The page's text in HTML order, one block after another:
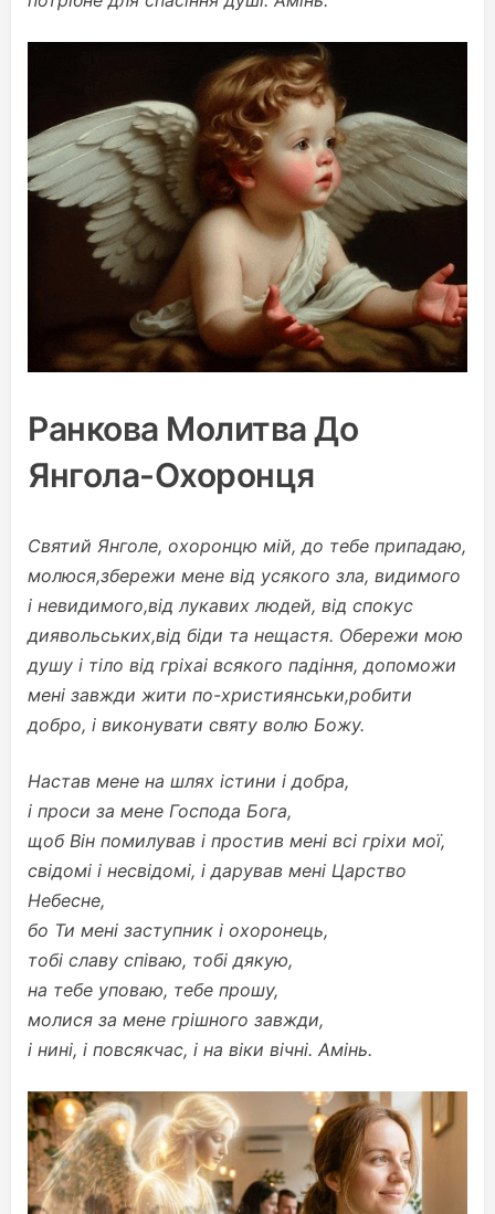
Ранкова Молитва До
Янгола-Охоронця
Святий Янголе, охоронцю мій, до тебе припадаю,
молюся,збережи мене від усякого зла, видимого
і невидимого,від лукавих людей, від спокус
диявольських,від біди та нещастя. Обережи мою
душу і тіло від гріхаі всякого падіння, допоможи
мені завжди жити по-християнськи,робити
добро, і виконувати святу волю Божу.
Настав мене на шлях істини і добра,
і проси за мене Господа Бога,
щоб Він помилував і простив мені всі гріхи мої,
свідомі і несвідомі, і дарував мені Царство
Небесне,
бо Ти мені заступник і охоронець,
тобі славу співаю, тобі дякую,
на тебе уповаю, тебе прошу,
молися за мене грішного завжди,
і нині, і повсякчас, і на віки вічні. Амінь.